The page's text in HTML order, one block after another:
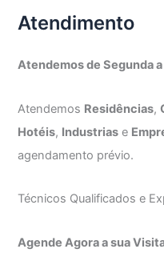
Atendimento
Atendemos de Segunda
Atendemos Residências,
Hotéis, Industrias e
agendamento prévio.
Técnicos Qualificados e
Agende Agora a sua